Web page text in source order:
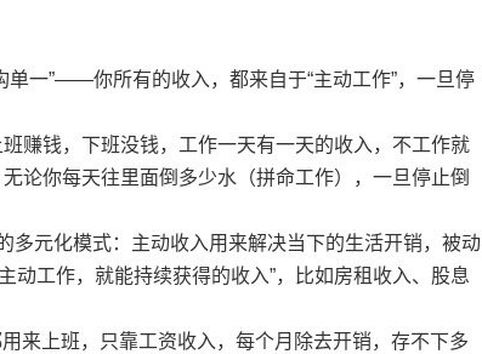
单一”——你所有的收入，都来自于“主动工作”，一旦停
赚钱，下班没钱，工作一天有一天的收入，不工作就
论你每天往里面倒多少水（拼命工作），一旦停止倒
多元化模式：主动收入用来解决当下的生活开销，被动
动工作，就能持续获得的收入”，比如房租收入、股息
来上班，只靠工资收入，每个月除去开销，存不下多